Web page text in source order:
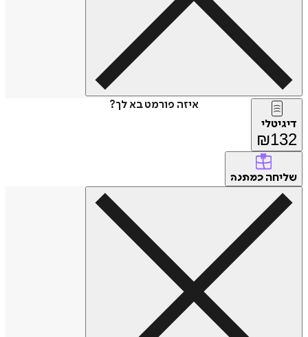
איזה פורמט בא לך?
דיגיטלי
₪132
שליחה כמתנה